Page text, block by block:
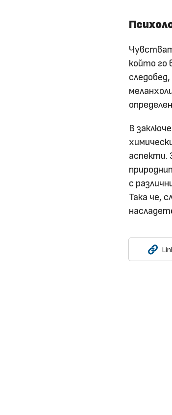
който го
В
аспекти.
с
Така че,